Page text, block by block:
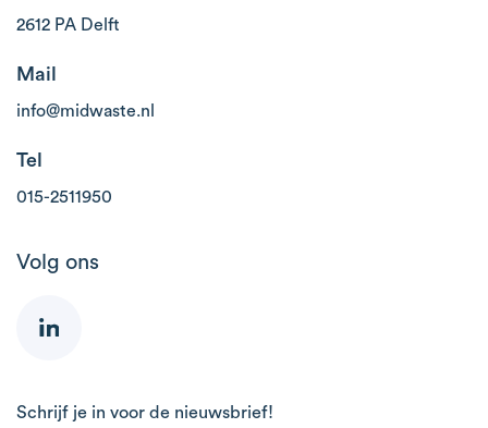
2612 PA Delft
Mail
info@midwaste.nl
Tel
015-2511950
Volg ons
Schrijf je in voor de nieuwsbrief!